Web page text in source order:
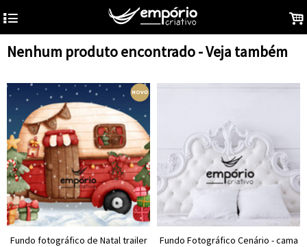
4 .
Nenhum produto encontrado - Veja também
Fundo fotográfico de Natal trailer
Fundo Fotográfico Cenário - cama